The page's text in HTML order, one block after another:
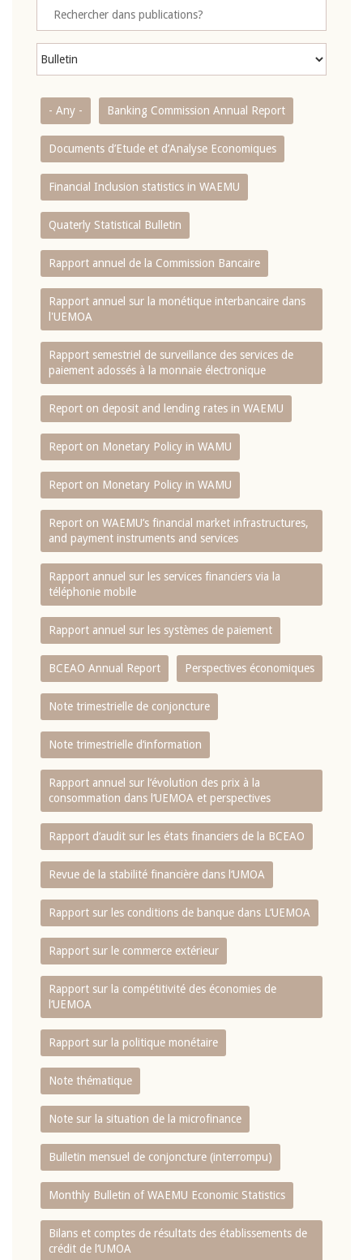
- Any - Banking Commission Annual Report
Documents d’Etude et d’Analyse Economiques
Financial Inclusion statistics in WAEMU
Quaterly Statistical Bulletin
Rapport annuel de la Commission Bancaire
Rapport annuel sur la monétique interbancaire dans
l'UEMOA
Rapport semestriel de surveillance des services de
paiement adossés à la monnaie électronique
Report on deposit and lending rates in WAEMU
Report on Monetary Policy in WAMU
Report on Monetary Policy in WAMU
Report on WAEMU’s financial market infrastructures,
and payment instruments and services
Rapport annuel sur les services financiers via la
téléphonie mobile
Rapport annuel sur les systèmes de paiement
BCEAO Annual Report Perspectives économiques
Note trimestrielle de conjoncture
Note trimestrielle d‘information
Rapport annuel sur l‘évolution des prix à la
consommation dans l‘UEMOA et perspectives
Rapport d‘audit sur les états financiers de la BCEAO
Revue de la stabilité financière dans l‘UMOA
Rapport sur les conditions de banque dans L‘UEMOA
Rapport sur le commerce extérieur
Rapport sur la compétitivité des économies de
l‘UEMOA
Rapport sur la politique monétaire
Note thématique
Note sur la situation de la microfinance
Bulletin mensuel de conjoncture (interrompu)
Monthly Bulletin of WAEMU Economic Statistics
Bilans et comptes de résultats des établissements de
crédit de l‘UMOA